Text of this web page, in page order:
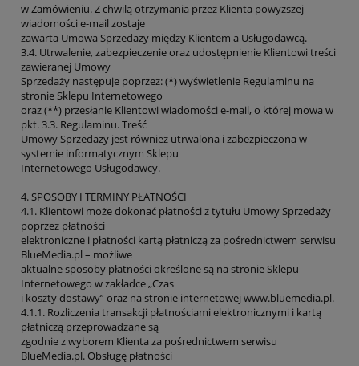
w Zamówieniu. Z chwilą otrzymania przez Klienta powyższej
wiadomości e-mail zostaje
zawarta Umowa Sprzedaży między Klientem a Usługodawcą.
3.4. Utrwalenie, zabezpieczenie oraz udostępnienie Klientowi treści
zawieranej Umowy
Sprzedaży następuje poprzez: (*) wyświetlenie Regulaminu na
stronie Sklepu Internetowego
oraz (**) przesłanie Klientowi wiadomości e-mail, o której mowa w
pkt. 3.3. Regulaminu. Treść
Umowy Sprzedaży jest również utrwalona i zabezpieczona w
systemie informatycznym Sklepu
Internetowego Usługodawcy.
4. SPOSOBY I TERMINY PŁATNOŚCI
4.1. Klientowi może dokonać płatności z tytułu Umowy Sprzedaży
poprzez płatności
elektroniczne i płatności kartą płatniczą za pośrednictwem serwisu
BlueMedia.pl – możliwe
aktualne sposoby płatności określone są na stronie Sklepu
Internetowego w zakładce „Czas
i koszty dostawy” oraz na stronie internetowej www.bluemedia.pl.
4.1.1. Rozliczenia transakcji płatnościami elektronicznymi i kartą
płatniczą przeprowadzane są
zgodnie z wyborem Klienta za pośrednictwem serwisu
BlueMedia.pl. Obsługę płatności